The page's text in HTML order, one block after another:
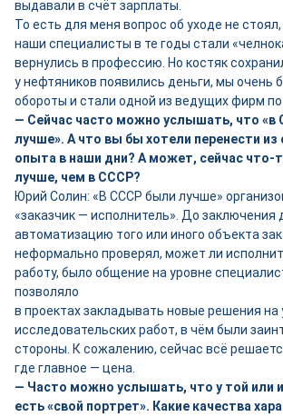
выдавали в счёт зарплаты.
То есть для меня вопрос об уходе не
наши специалисты в те годы стали
вернулись в профессию. Но костяк
у нефтяников появились деньги, мы очень
обороты и стали одной из ведущих фирм
— Сейчас часто можно услышать, что
лучше». А что вы бы хотели перенести из
опыта в наши дни? А может, сейчас что-
лучше, чем в СССР?
Юрий Солин: «В СССР были лучше»
«заказчик — исполнитель». До заключения
автоматизацию того или иного объекта
неформально проверял, может ли
работу, было общение на уровне
позволяло
в проектах закладывать новые решения на
исследовательских работ, в чём были
стороны. К сожалению, сейчас всё
где главное — цена.
— Часто можно услышать, что у той или
есть «свой портрет». Какие качества